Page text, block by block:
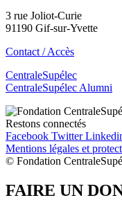
3 rue Joliot-Curie
91190 Gif-sur-Yvette
Contact / Accès
CentraleSupélec
CentraleSupélec Alumni
Restons connectés
Facebook Twitter
Mentions légales et
© Fondation
FAIRE UN